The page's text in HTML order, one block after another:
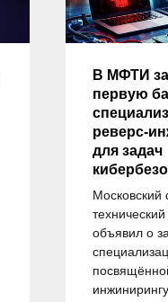
В МФТИ
первую
реверс-
для задач
Московский
технический
объявил о
инжинирингу